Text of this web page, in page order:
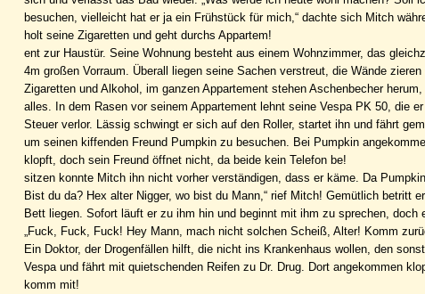
besuchen, vielleicht hat er ja ein Frühstück für mich,“ dachte sich Mitch
holt seine Zigaretten und geht durchs Appartem!
ent zur Haustür. Seine Wohnung besteht aus einem Wohnzimmer, das
4m großen Vorraum. Überall liegen seine Sachen verstreut, die Wände
Zigaretten und Alkohol, im ganzen Appartement stehen Aschenbecher
alles. In dem Rasen vor seinem Appartement lehnt seine Vespa PK 50, die
Steuer verlor. Lässig schwingt er sich auf den Roller, startet ihn und fährt
um seinen kiffenden Freund Pumpkin zu besuchen. Bei Pumpkin
klopft, doch sein Freund öffnet nicht, da beide kein Telefon be!
sitzen konnte Mitch ihn nicht vorher verständigen, dass er käme. Da
Bist du da? Hex alter Nigger, wo bist du Mann,“ rief Mitch! Gemütlich betritt
Bett liegen. Sofort läuft er zu ihm hin und beginnt mit ihm zu sprechen,
„Fuck, Fuck, Fuck! Hey Mann, mach nicht solchen Scheiß, Alter! Komm
Ein Doktor, der Drogenfällen hilft, die nicht ins Krankenhaus wollen, den
Vespa und fährt mit quietschenden Reifen zu Dr. Drug. Dort angekommen
komm mit!